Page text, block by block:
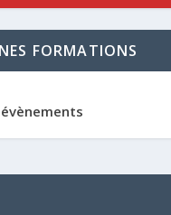
FORMATIONS